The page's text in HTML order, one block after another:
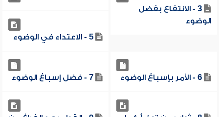
3 - الانتفاع بفضل
الوضوء
5 - الاعتداء في الوضوء
6 - الأمر بإسباغ الوضوء 7 - فضل إسباغ الوضوء